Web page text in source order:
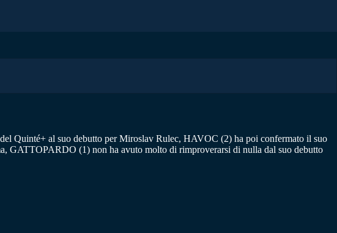
Quinté+ al suo debutto per Miroslav Rulec, HAVOC (2) ha poi confermato il suo
GATTOPARDO (1) non ha avuto molto di rimproverarsi di nulla dal suo debutto